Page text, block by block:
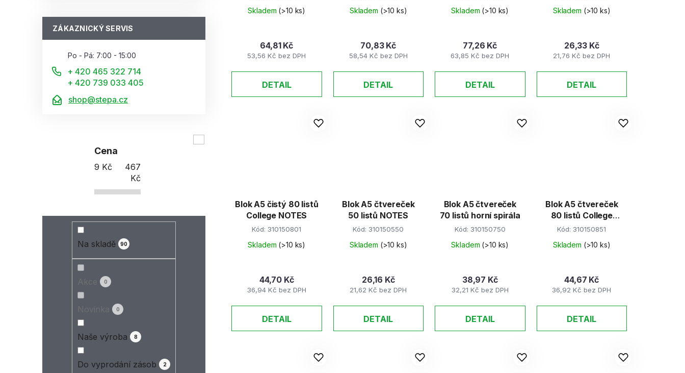
ZÁKAZNICKÝ SERVIS
Po - Pá: 7:00 - 15:00
+ 420 465 322 714
+ 420 739 033 405
shop@stepa.cz
Cena
9 Kč
467
Kč
Na skladě 90
0
0
Naše výroba 8
Do vyprodání zásob 2
Skladem (>10 ks)
53,56 Kč bez DPH
64,81 Kč
DETAIL
Skladem (>10 ks)
58,54 Kč bez DPH
70,83 Kč
DETAIL
Skladem (>10 ks)
63,85 Kč bez DPH
77,26 Kč
DETAIL
Skladem (>10 ks)
21,76 Kč bez DPH
26,33 Kč
DETAIL
Blok A5 čistý 80 listů
College NOTES
Kód:310150801
Skladem (>10 ks)
36,94 Kč bez DPH
44,70 Kč
DETAIL
Blok A5 čtvereček
50 listů NOTES
Kód:310150550
Skladem (>10 ks)
21,62 Kč bez DPH
26,16 Kč
DETAIL
Blok A5 čtvereček
70 listů horní spirála
Kód: 310150750
Skladem (>10 ks)
32,21 Kč bez DPH
38,97 Kč
DETAIL
Blok A5 čtvereček
80 listů College
NOTES
Kód:310150851
Skladem (>10 ks)
36,92 Kč bez DPH
44,67 Kč
DETAIL